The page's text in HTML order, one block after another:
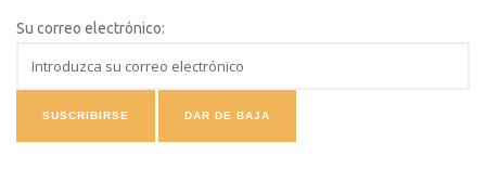
Su correo electrónico: